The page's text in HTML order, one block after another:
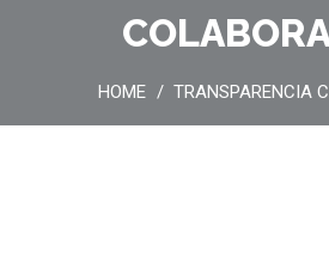
HOME TRANSPARENCIA